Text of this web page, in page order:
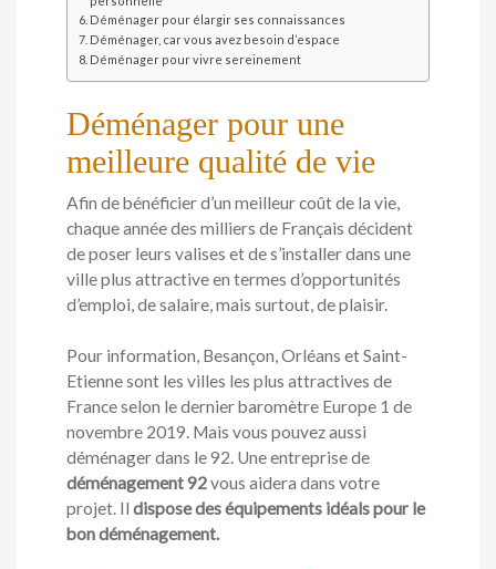
Déménager pour élargir ses connaissances
Déménager, car vous avez besoin d’espace
Déménager pour vivre sereinement
Déménager pour une
meilleure qualité de vie
Afin de bénéficier d’un meilleur coût de la vie,
chaque année des milliers de Français décident
de poser leurs valises et de s’installer dans une
ville plus attractive en termes d’opportunités
d’emploi, de salaire, mais surtout, de plaisir.
Pour information, Besançon, Orléans et Saint-
Etienne sont les villes les plus attractives de
France selon le dernier baromètre Europe 1 de
novembre 2019. Mais vous pouvez aussi
déménager dans le 92. Une entreprise de
déménagement 92vous aidera dans votre
projet. Il dispose des équipements idéals pour le
bon déménagement.